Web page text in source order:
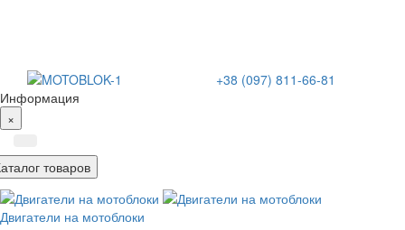
+38 (097) 811-66-81
Информация
×
товаров
Двигатели на мотоблоки